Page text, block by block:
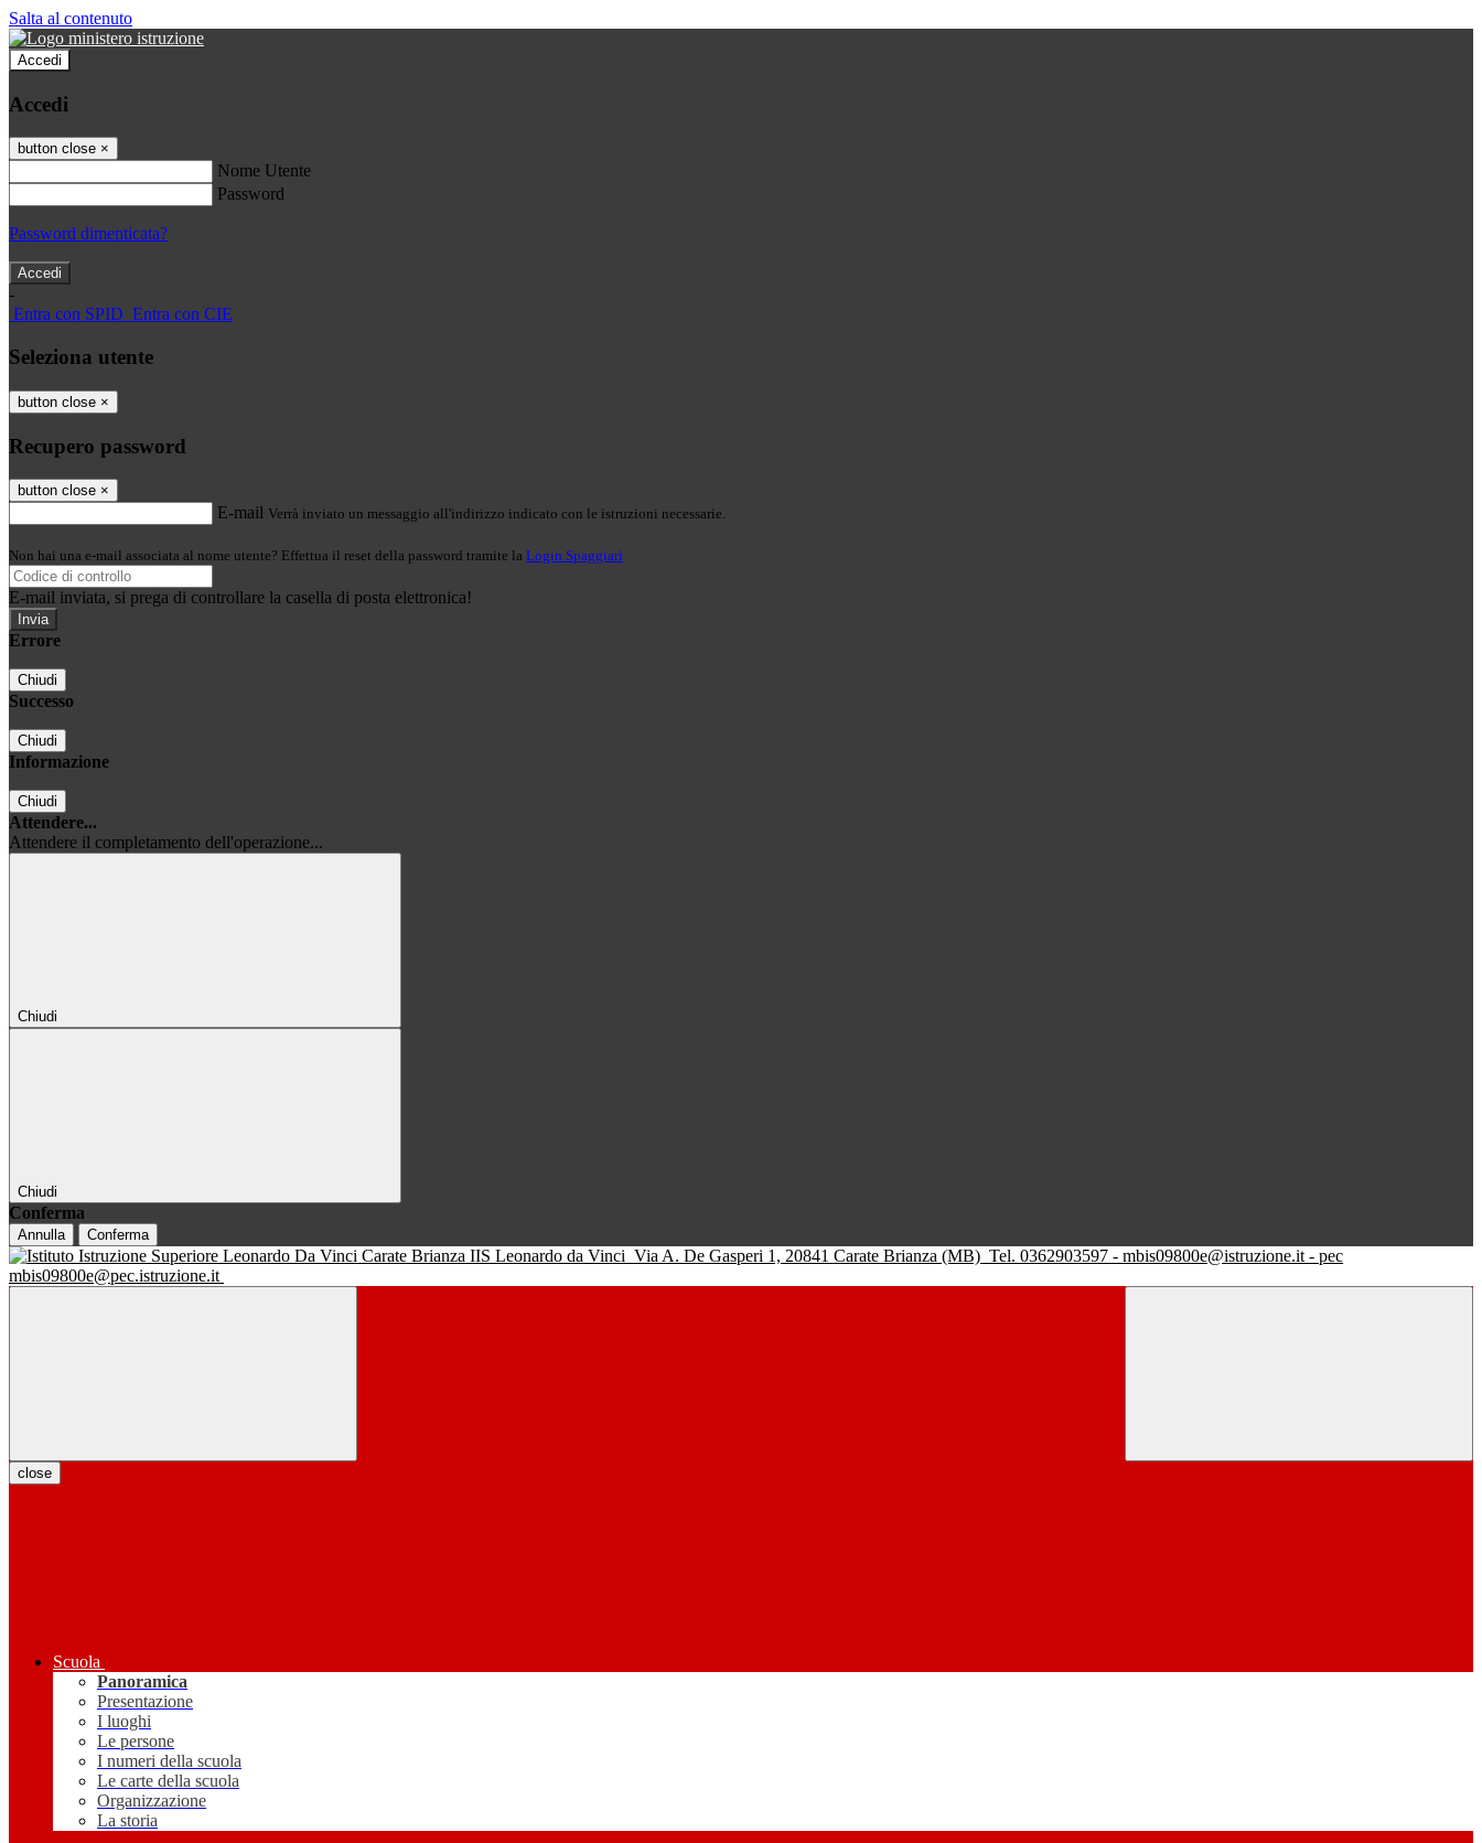
Salta al contenuto
Accedi
Accedi
button close ×
Nome Utente
Password
Password dimenticata?
-
Entra con SPID Entra con CIE
Seleziona utente
button close ×
Recupero password
button close ×
E-mail Verrà inviato un messaggio all'indirizzo indicato con le istruzioni necessarie.
Non hai una e-mail associata al nome utente? Effettua il reset della password tramite la Login Spaggiari
E-mail inviata, si prega di controllare la casella di posta elettronica!
Errore
Chiudi
Successo
Chiudi
Informazione
Chiudi
Attendere...
Attendere il completamento dell'operazione...
Chiudi
Chiudi
Conferma
Annulla Conferma
IIS Leonardo da Vinci Via A. De Gasperi 1, 20841 Carate Brianza (MB) Tel. 0362903597 - mbis09800e@istruzione.it - pec
mbis09800e@pec.istruzione.it
close
Scuola
Panoramica
Presentazione
I luoghi
Le persone
I numeri della scuola
Le carte della scuola
Organizzazione
La storia